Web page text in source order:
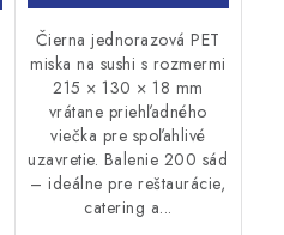
Čierna jednorazová PET
miska na sushi s rozmermi
215 × 130 × 18 mm
vrátane priehľadného
viečka pre spoľahlivé
uzavretie. Balenie 200 sád
– ideálne pre reštaurácie,
catering a...